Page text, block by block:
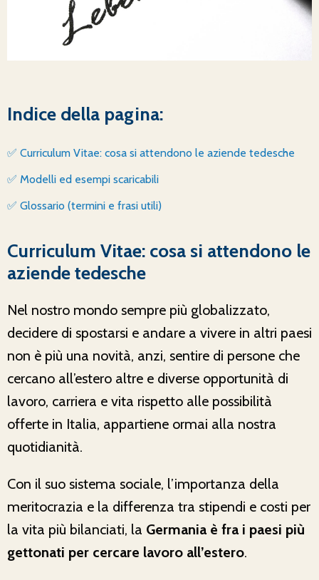
Indice della pagina:
✅ Curriculum Vitae: cosa si attendono le aziende tedesche
✅ Modelli ed esempi scaricabili
✅ Glossario (termini e frasi utili)
Curriculum Vitae: cosa si attendono le
aziende tedesche
Nel nostro mondo sempre più globalizzato,
decidere di spostarsi e andare a vivere in altri paesi
non è più una novità, anzi, sentire di persone che
cercano all’estero altre e diverse opportunità di
lavoro, carriera e vita rispetto alle possibilità
offerte in Italia, appartiene ormai alla nostra
quotidianità.
Con il suo sistema sociale, l’importanza della
meritocrazia e la differenza tra stipendi e costi per
la vita più bilanciati, la Germania è fra i paesi più
gettonati per cercare lavoro all’estero.